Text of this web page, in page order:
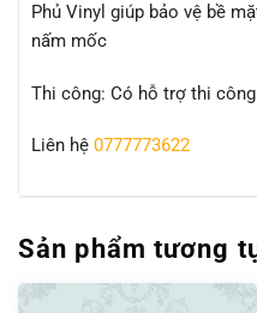
Phủ Vinyl giúp bảo vệ bề
nấm mốc
Thi công: Có hỗ trợ thi công
Liên hệ 0777773622
Sản phẩm tương